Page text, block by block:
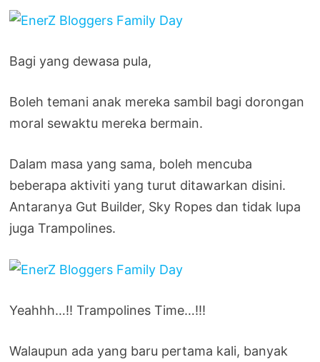
Bagi yang dewasa pula,
Boleh temani anak mereka sambil bagi dorongan
moral sewaktu mereka bermain.
Dalam masa yang sama, boleh mencuba
beberapa aktiviti yang turut ditawarkan disini.
Antaranya Gut Builder, Sky Ropes dan tidak lupa
juga Trampolines.
Yeahhh…!! Trampolines Time…!!!
Walaupun ada yang baru pertama kali, banyak